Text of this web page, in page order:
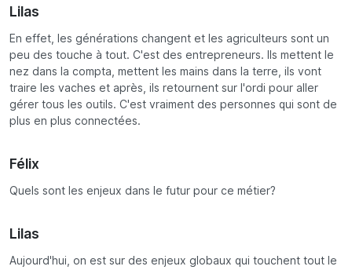
Lilas
En effet, les générations changent et les agriculteurs sont un
peu des touche à tout. C'est des entrepreneurs. Ils mettent le
nez dans la compta, mettent les mains dans la terre, ils vont
traire les vaches et après, ils retournent sur l'ordi pour aller
gérer tous les outils. C'est vraiment des personnes qui sont de
plus en plus connectées.
Félix
Quels sont les enjeux dans le futur pour ce métier?
Lilas
Aujourd'hui, on est sur des enjeux globaux qui touchent tout le